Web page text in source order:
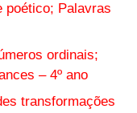
poético; Palavras
ordinais;
– 4º ano
transformações